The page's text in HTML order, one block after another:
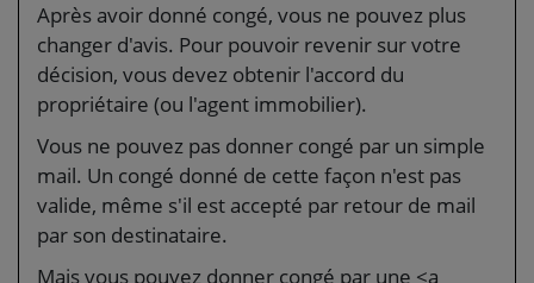
Après avoir donné congé, vous ne pouvez plus
changer d'avis. Pour pouvoir revenir sur votre
décision, vous devez obtenir l'accord du
propriétaire (ou l'agent immobilier).
Vous ne pouvez pas donner congé par un simple
mail. Un congé donné de cette façon n'est pas
valide, même s'il est accepté par retour de mail
par son destinataire.
Mais vous pouvez donner congé par une <a